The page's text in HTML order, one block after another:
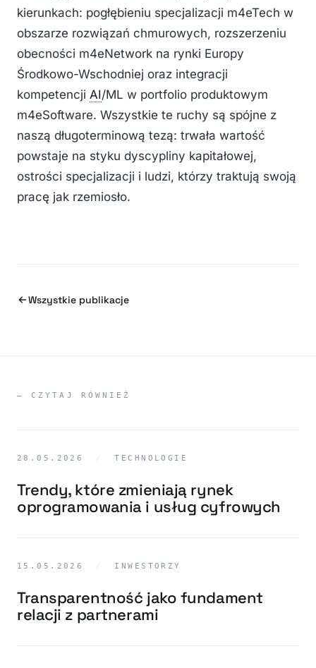
kierunkach: pogłębieniu specjalizacji m4eTech w
obszarze rozwiązań chmurowych, rozszerzeniu
obecności m4eNetwork na rynki Europy
Środkowo-Wschodniej oraz integracji
kompetencji AI/ML w portfolio produktowym
m4eSoftware. Wszystkie te ruchy są spójne z
naszą długoterminową tezą: trwała wartość
powstaje na styku dyscypliny kapitałowej,
ostrości specjalizacji i ludzi, którzy traktują swoją
pracę jak rzemiosło.
Wszystkie publikacje
— CZYTAJ RÓWNIEŻ
28.05.2026 TECHNOLOGIE
Trendy, które zmieniają rynek
oprogramowania i usług cyfrowych
15.05.2026 INWESTORZY
Transparentność jako fundament
relacji z partnerami